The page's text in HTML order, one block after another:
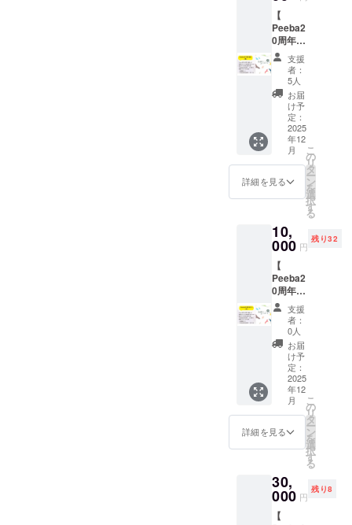
い ・イ
ベント
中のマ
ナーや
禁止事
項に違
反する
方は強
制退席
になる
ことも
ありま
す
トをご
購入く
ださ
い） ・
会場の
クラウ
ドファ
ンディ
ング支
援者用
の受付
窓口で
支援画
援者名
をご提
支援者
本人以
外のチ
ケット
利用は
ご遠慮
くださ
い ・イ
ベント
中のマ
ナーや
禁止事
項に違
反する
方は強
になる
ことも
す
事項 ・
Peeba
FESの
第一部
「エン
タメ
フェ
ス」に
は参加
できま
せん
（別の
チケッ
購入く
ださ
クラウ
ドファ
ンディ
ング支
援者用
の受付
窓口で
支援画
面と支
援者名
をご提
示くだ
さい ・
支援者
本人以
ケット
利用は
い ・イ
ベント
中のマ
(一部)：
鳥取美
少女図
鑑モデ
ル、etc
■ 通常
チケッ
ト価格
当日券
各2,500
円（前
売券 各
2,000
円） ※
クラウ
了後に
チケッ
トサイ
トや会
場など
で前売
券およ
び当日
券を販
売する
ことが
ありま
━━━
━━━
━━━
■ 注意
クラウ
ドファ
ンディ
ング支
━━━
━━━
━━━
━━━
■ 注意
事項 ・
Peeba
FESの
第一部
「エン
タメ
フェ
ス」に
は参加
できま
トをご
購入く
ださ
い） ・
Peeba
FESの
第三部
「ラン
ウェイ
フェ
ス」に
は参加
できま
せん
（別の
チケッ
トをご
会場の
クラウ
ドファ
ンディ
8月23日
(土) ・
時
間 ：
17:30開
演～
19:30終
演予定
（17:00
開場）
出演者
（一
部） ・
MC：
TADA（
書
） ・鳥
取美少
女図鑑
モデル
・
etc（総
勢50名
以上）
━━━
━━━
━━━
━━━
■ 補足
事項 ラ
ンウェ
イを歩
きたい
集して
いま
す。 興
味のあ
ちを届
けられ
るリ
ターン
です ■
注意点
・
Peeba
FESの
チケッ
トは付
帯して
ません
・参加
チケッ
トと合
ご支援
いただ
くこと
を推奨
してい
ます ・
Peeba
FESに
参加し
たい方
は「前
売券」
のリ
ターン
を同時
に支援
購入く
ださい
名） な
お、
エール
ボード
には
「A3サ
イズ」
で掲載
しま
す。
メッ
セージ
の文字
数が多
くなる
と文字
も小さ
くなる
ことを
ご留意
くださ
い。 ・
掲示場
所：イ
ベント
会場
（とり
ぎん文
化会館
小ホー
ル）の
受付付
近 ・掲
示期
間：
FES当
日
（2025
年8月22
版） ・
「Peeb
a20th記
念冊
子」に
エール
内容掲
載 ・
「Peeb
a20th記
念冊
子」3冊
・
a20th記
念冊
特集記
事1/4P
分の対
象者を
指名で
きる権
利 ・お
礼の
メール
▼ エー
ルボー
ド掲示
につい
て 以下
の情報
を「備
考欄」
にご記
入くだ
宛名
（推し
の出演
者な
ついて
いま
す。 ※
指名＝
応援
メッ
セージ
の宛先
対象と
なりま
す。 ＜
リター
ン内容
援メッ
セージ
ド掲載
（拡大
版） ・
「Peeb
a20th記
念冊
子」に
エール
内容掲
載 ・
「Peeb
a20th記
念冊
子」5冊
・
a20th記
念冊
特集記
事1/2P
分の対
象者を
です！
更に、
応援す
る対象
の方を
「Peeb
a20th記
念冊
子」内
に1P分
の特集
記事と
して掲
ことが
できる
指名
権）が
ついて
いま
す。 ※
指名＝
応援
メッ
セージ
の宛先
対象と
なりま
す。 ＜
リター
ン内容
援メッ
セージ
ド掲載
（拡大
版） ・
エール
内容を
「Peeb
a20th記
念冊
子」に
も掲載
するこ
とがで
きるリ
ターン
す。！
出演者
宛でも
タッフ
宛の応
援コメ
ントも
大歓迎
です！
更に、
応援す
る対象
の方を
「Peeb
a20th記
念冊
子」内
に2P分
記事と
して掲
表紙の
モデル
として
用意さ
せてい
ただき
ますの
で、ご
支援が
多けれ
ば多い
ほど多
くの花
を並べ
ること
ができ
ます。
ぜひ皆
くさん
彩って
もらえ
ると嬉
しいで
す！ ＜
リター
ン内容
＞ ・ス
タンド
花に支
援者名
掲載
（連
名） ・
「Peeb
a20th記
念冊
子」1冊
のメー
ル ▼ ス
タンド
花につ
ターン
です。
主催者
側で用
意した
スタン
ド花に
支援者
のお名
前を＜
単独＞
で掲載
させて
いただ
きま
カゲ
オード
ブル、
各アイ
ドルグ
ルー
プ、ラ
ンウェ
イモデ
ル）を
宛名指
定する
ことも
可能で
す。 宛
名指定
を希望
欄」で
ご連絡
くださ
い。 皆
【
Peeba2
0周年祝
い - 梅
】
Peeba
創刊20
周年を
記念し
たお祝
いをし
たい人
向けの
リター
ンで
す。
12月頃
に発刊
予定の
「Peeb
a20th記
念冊
子」に
お名前
を掲載
させて
いただ
きま
す。 ＜
リター
ン内容
＞ ・
「Peeb
a20th記
名前掲
載
（小）
・
支援
者：
5人
お届
け予
定：
2025
年12
月
詳細を見る
こ
の
リ
タ
ー
ン
を
選
択
す
る
10,
000 円
残り32
【
Peeba2
0周年祝
い - 竹
】
Peeba
創刊20
周年を
記念し
たお祝
いをし
たい人
向けの
リター
ンで
す。
12月頃
に発刊
予定の
「Peeb
支援
者：
0人
お届
け予
定：
2025
年12
月
詳細を見る
こ
の
リ
タ
ー
ン
を
選
択
す
る
30,
000 円
残り8
【